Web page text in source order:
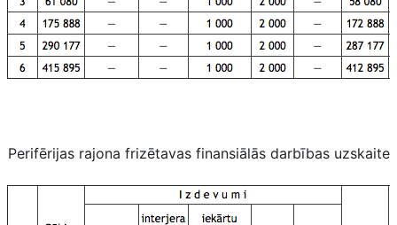
Perifērijas rajona frizētavas finansiālās darbības uzskaite